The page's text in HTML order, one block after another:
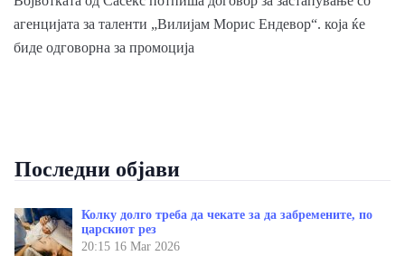
агенцијата за таленти „Вилијам Морис Ендевор“. која ќе
биде одговорна за промоција
Последни објави
Колку долго треба да чекате за да забремените, по
царскиот рез
20:15 16 Mar 2026